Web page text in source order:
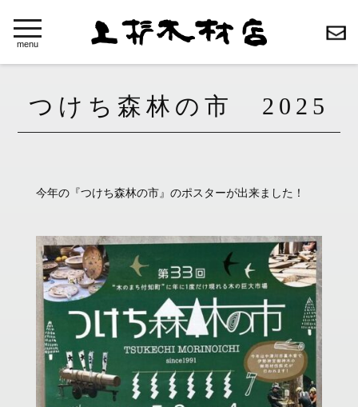
toggle
navigation
menu
つけち森林の市 2025
今年の『つけち森林の市』のポスターが出来ました！